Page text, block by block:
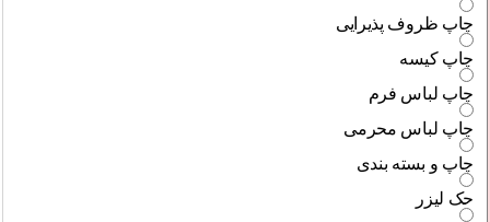
چاپ ظروف پذیرایی
چاپ کیسه
چاپ لباس فرم
چاپ لباس محرمی
چاپ و بسته بندی
حک لیزر